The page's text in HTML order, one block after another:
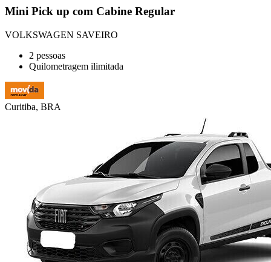
Mini Pick up com Cabine Regular
VOLKSWAGEN SAVEIRO
2 pessoas
Quilometragem ilimitada
Curitiba, BRA